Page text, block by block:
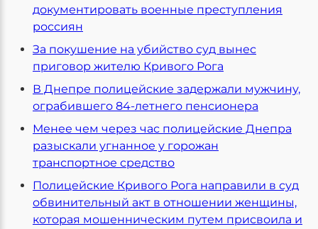
документировать военные преступления
россиян
За покушение на убийство суд вынес
приговор жителю Кривого Рога
В Днепре полицейские задержали мужчину,
ограбившего 84-летнего пенсионера
Менее чем через час полицейские Днепра
разыскали угнанное у горожан
транспортное средство
Полицейские Кривого Рога направили в суд
обвинительный акт в отношении женщины,
которая мошенническим путем присвоила и